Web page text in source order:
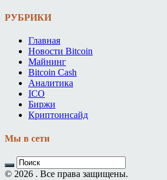
РУБРИКИ
Главная
Новости Bitcoin
Майнинг
Bitcoin Cash
Аналитика
ICO
Биржи
Криптоинсайд
Мы в сети
© 2026 . Все права защищены.